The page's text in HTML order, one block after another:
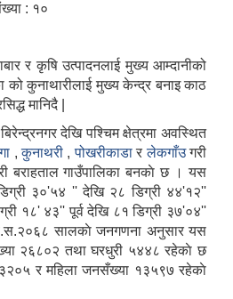
: १०
र कृषि उत्पादनलाई मुख्य आम्दानीको
को कुनाथारीलाई मुख्य केन्द्र बनाइ काठ
मानिदै |
देखि पश्चिम क्षेत्रमा अवस्थित
,कुनाथरी ,पोखरीकाडारलेकगाँउगरी
बराहताल गाउँपालिका बनकाे छ । यस
३०'५४ '' देखि २८ डिग्री ४४'१२''
१८' ४३'' पूर्व देखि ८१ डिग्री ३७'०४''
सालकाे जनगणना अनुसार यस
२६८०२ तथा घरधुरी ५४४८ रहेकाे छ
र महिला जनसँख्या १३५९७ रहेकाे